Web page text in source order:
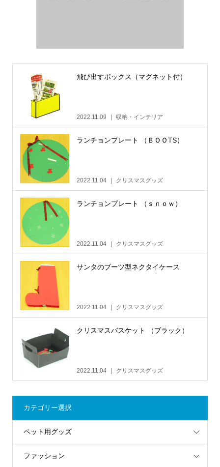
飛び出すボックス（マグネット付）
2022.11.09 収納・インテリア
ランチョンプレート （ＢＯＯTS）
2022.11.04 クリスマスグッズ
ランチョンプレート （ｓｎｏｗ）
2022.11.04 クリスマスグッズ
サンタのブーツ型ネクタイケース
2022.11.04 クリスマスグッズ
クリスマスバスケット （ブラック）
2022.11.04 クリスマスグッズ
カテゴリー選択
ペット用グッズ
ファッション